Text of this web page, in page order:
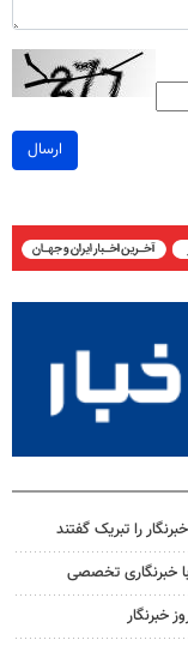
ارسال
را تبریک گفتند
با خبرنگاری تخصصی
خبرنگار